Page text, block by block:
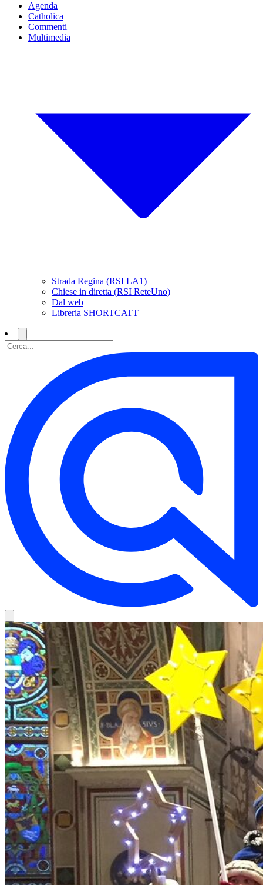
Agenda
Catholica
Commenti
Multimedia
Strada Regina (RSI LA1)
Chiese in diretta (RSI ReteUno)
Dal web
Libreria SHORTCATT